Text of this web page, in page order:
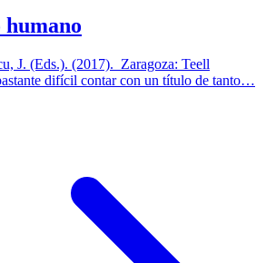
J. (Eds.). (2017). Zaragoza: Teell
difícil contar con un título de tanto…